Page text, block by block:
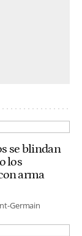
se blindan
los
arma
Germain